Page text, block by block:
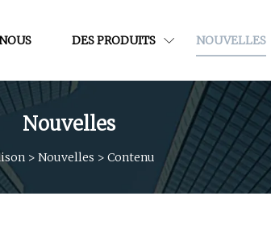
DES PRODUITS NOUVELLES
Nouvelles
> Nouvelles > Contenu